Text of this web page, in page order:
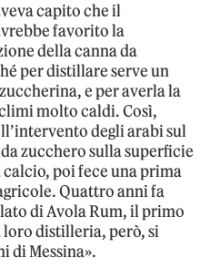
capito che il
favorito la
della canna da
per distillare serve un
e per averla la
molto caldi. Così,
degli arabi sul
zucchero sulla superficie
poi fece una prima
Quattro anni fa
di Avola Rum, il primo
distilleria, però, si
di Messina».